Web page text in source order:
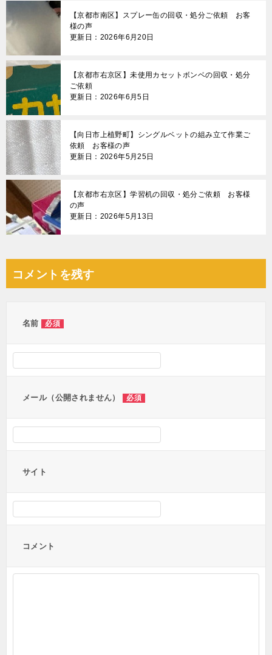
【京都市南区】スプレー缶の回収・処分ご依頼 お客
様の声
更新日：2026年6月20日
【京都市右京区】未使用カセットボンベの回収・処分
ご依頼
更新日：2026年6月5日
【向日市上植野町】シングルベットの組み立て作業ご
依頼 お客様の声
更新日：2026年5月25日
【京都市右京区】学習机の回収・処分ご依頼 お客様
の声
更新日：2026年5月13日
コメントを残す
名前 必須
メール（公開されません） 必須
サイト
コメント